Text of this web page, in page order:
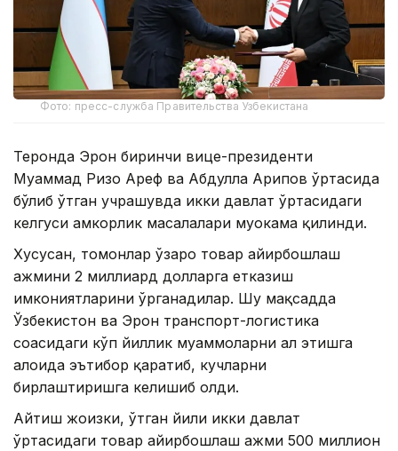
Фото: пресс-служба Правительства Узбекистана
Теҳронда Эрон биринчи вице-президенти
Муҳаммад Ризо Ареф ва Абдулла Арипов ўртасида
бўлиб ўтган учрашувда икки давлат ўртасидаги
келгуси ҳамкорлик масалалари муҳокама қилинди.
Хусусан, томонлар ўзаро товар айирбошлаш
ҳажмини 2 миллиард долларга етказиш
имкониятларини ўрганадилар. Шу мақсадда
Ўзбекистон ва Эрон транспорт-логистика
соҳасидаги кўп йиллик муаммоларни ҳал этишга
алоҳида эътибор қаратиб, кучларни
бирлаштиришга келишиб олди.
Айтиш жоизки, ўтган йили икки давлат
ўртасидаги товар айирбошлаш ҳажми 500 миллион